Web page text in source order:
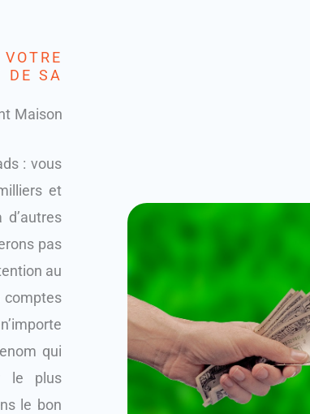
DE SA
Maison
: vous
et
pas
au
comptes
qui
le plus
le bon